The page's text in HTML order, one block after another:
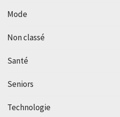
Mode
Non classé
Santé
Seniors
Technologie